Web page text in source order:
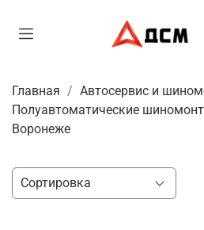
Главная Автосервис и
Полуавтоматические
Воронеже